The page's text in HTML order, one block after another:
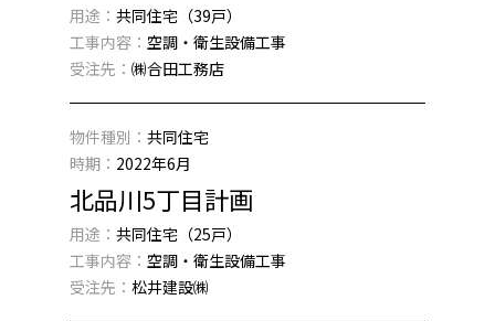
用途： 共同住宅（39戸）
工事内容： 空調・衛生設備工事
受注先： ㈱合田工務店
物件種別： 共同住宅
時期： 2022年6月
北品川5丁目計画
用途： 共同住宅（25戸）
工事内容： 空調・衛生設備工事
受注先： 松井建設㈱